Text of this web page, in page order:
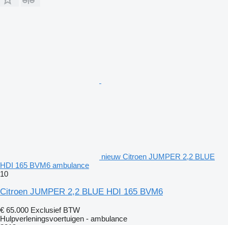
nieuw Citroen JUMPER 2,2 BLUE
HDI 165 BVM6 ambulance
10
Citroen JUMPER 2,2 BLUE HDI 165 BVM6
€ 65.000 Exclusief BTW
Hulpverleningsvoertuigen - ambulance